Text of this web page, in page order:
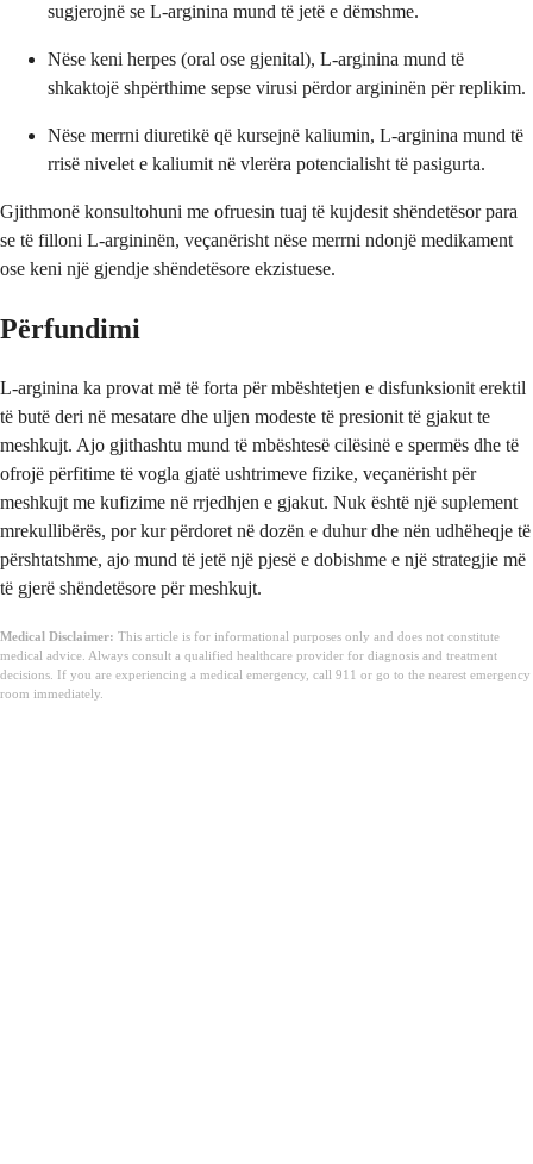
sugjerojnë se L-arginina mund të jetë e dëmshme.
Nëse keni herpes (oral ose gjenital), L-arginina mund të
shkaktojë shpërthime sepse virusi përdor argininën për replikim.
Nëse merrni diuretikë që kursejnë kaliumin, L-arginina mund të
rrisë nivelet e kaliumit në vlerëra potencialisht të pasigurta.
Gjithmonë konsultohuni me ofruesin tuaj të kujdesit shëndetësor para
se të filloni L-argininën, veçanërisht nëse merrni ndonjë medikament
ose keni një gjendje shëndetësore ekzistuese.
Përfundimi
L-arginina ka provat më të forta për mbështetjen e disfunksionit erektil
të butë deri në mesatare dhe uljen modeste të presionit të gjakut te
meshkujt. Ajo gjithashtu mund të mbështesë cilësinë e spermës dhe të
ofrojë përfitime të vogla gjatë ushtrimeve fizike, veçanërisht për
meshkujt me kufizime në rrjedhjen e gjakut. Nuk është një suplement
mrekullibërës, por kur përdoret në dozën e duhur dhe nën udhëheqje të
përshtatshme, ajo mund të jetë një pjesë e dobishme e një strategjie më
të gjerë shëndetësore për meshkujt.
Medical Disclaimer: This article is for informational purposes only and does not constitute
medical advice. Always consult a qualified healthcare provider for diagnosis and treatment
decisions. If you are experiencing a medical emergency, call 911 or go to the nearest emergency
room immediately.